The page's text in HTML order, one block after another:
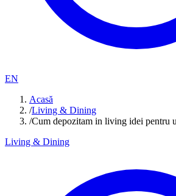
EN
Acasă
/Living & Dining
/Cum depozitam in living idei pentru
Living & Dining